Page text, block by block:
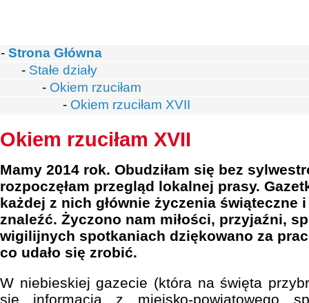
- Strona Główna
- Stałe działy
- Okiem rzuciłam
- Okiem rzuciłam XVII
Okiem rzuciłam XVII
Mamy 2014 rok. Obudziłam się bez
rozpoczęłam przegląd lokalnej prasy.
każdej z nich głównie życzenia świąteczne
znaleźć. Życzono nam miłości, przyjaźni,
wigilijnych spotkaniach dziękowano za
co udało się zrobić.
W niebieskiej gazecie (która na święta
się informacja z miejsko-powiatowego